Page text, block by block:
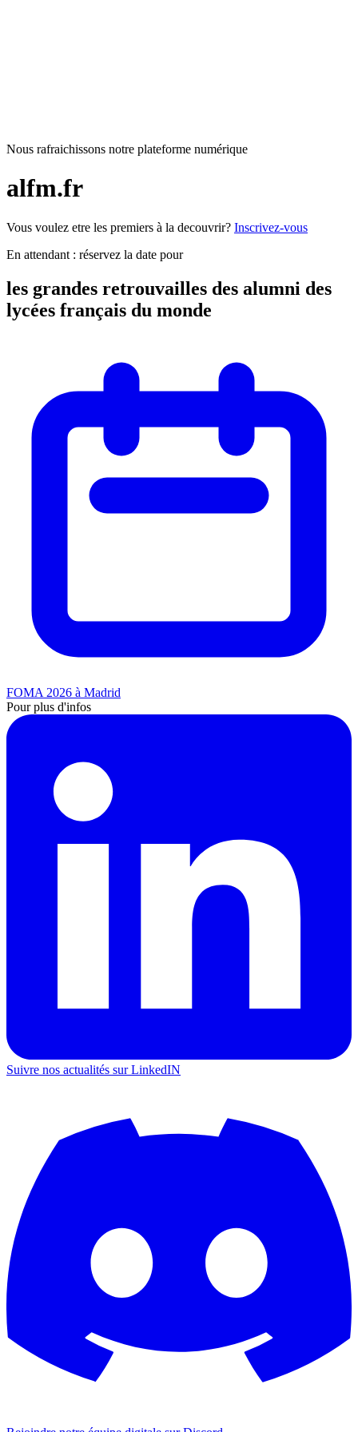
Nous rafraichissons notre plateforme numérique
alfm.fr
Vous voulez etre les premiers à la decouvrir? Inscrivez-vous
En attendant : réservez la date pour
les grandes retrouvailles des alumni des
lycées français du monde
FOMA 2026 à Madrid
Pour plus d'infos
Suivre nos actualités sur LinkedIN